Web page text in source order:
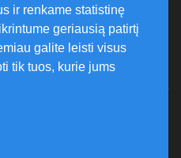
ir renkame statistinę
geriausią patirtį
galite leisti visus
tik tuos, kurie jums